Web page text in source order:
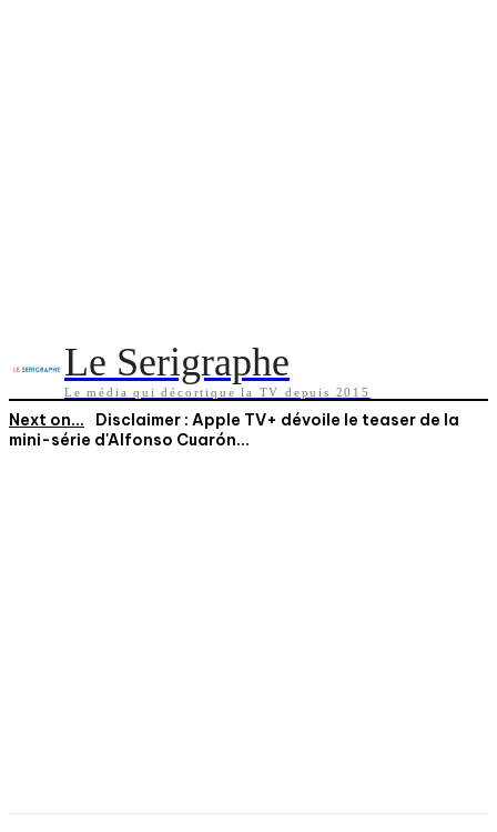
Le Serigraphe
Le média qui décortique la TV depuis 2015
Next on...
Disclaimer : Apple TV+ dévoile le teaser de la
mini-série d'Alfonso Cuarón...